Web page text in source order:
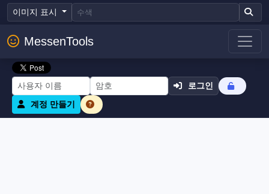
이미지 표시
MessenTools
로그인
계정 만들기